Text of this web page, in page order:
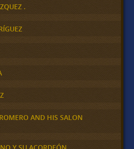
.
AND HIS SALON